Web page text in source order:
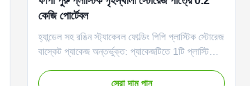
কেজি পোর্টেবল
হ্যান্ডেল সহ রঙিন স্ট্যাকেবল ফোল্ডিং পিপি প্লাস্টিক স্টোরেজ
বাস্কেট প্যাকেজ অন্তর্ভুক্ত: প্যাকেজটিতে 1টি প্লাস্টিকের
হতে পারে।24 সেমি x 16 সেমি x 10 সেমি / 9.45 ইঞ্চি
সেরা দাম পান